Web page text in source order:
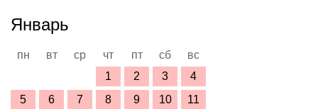
Январь
пн вт ср чт пт сб
вс
1
2 3
4
5
6 7 8 9 10
11